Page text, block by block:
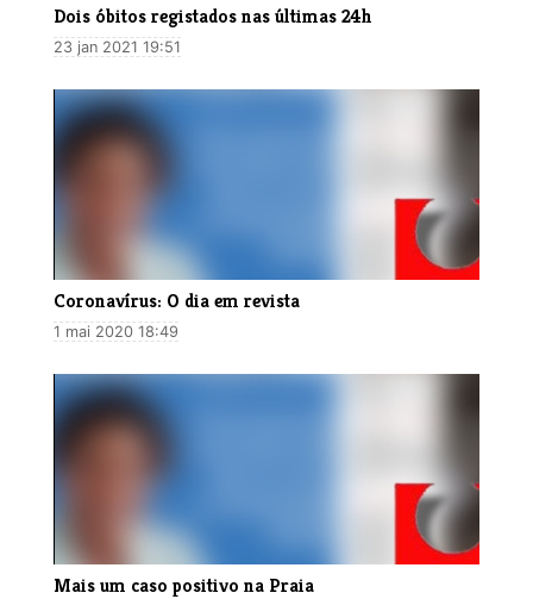
Dois óbitos registados nas últimas 24h
23 jan 2021 19:51
Coronavírus: O dia em revista
1 mai 2020 18:49
Mais um caso positivo na Praia